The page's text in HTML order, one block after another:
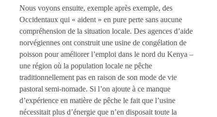
Nous voyons ensuite, exemple après exemple, des
Occidentaux qui « aident » en pure perte sans aucune
compréhension de la situation locale. Des agences d’aide
norvégiennes ont construit une usine de congélation de
poisson pour améliorer l’emploi dans le nord du Kenya –
une région où la population locale ne pêche
traditionnellement pas en raison de son mode de vie
pastoral semi-nomade. Si l’on ajoute à ce manque
d’expérience en matière de pêche le fait que l’usine
nécessitait plus d’énergie que n’en disposait toute la